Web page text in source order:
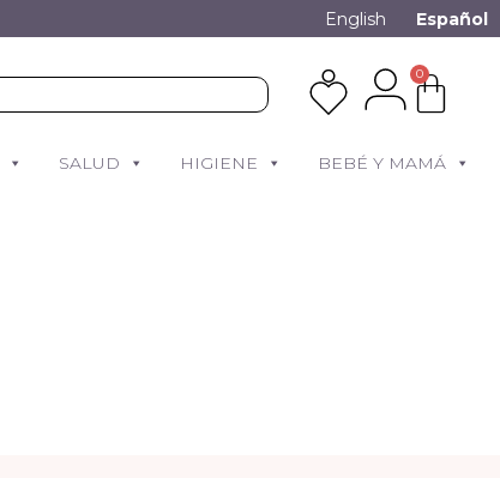
English Español
0
SALUD HIGIENE BEBÉ Y MAMÁ